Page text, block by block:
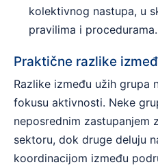
kolektivnog nastupa, u
pravilima i procedurama.
Praktične razlike
Razlike između užih grupa
fokusu aktivnosti. Neke
neposrednim zastupanjem
sektoru, dok druge deluju
koordinacijom između